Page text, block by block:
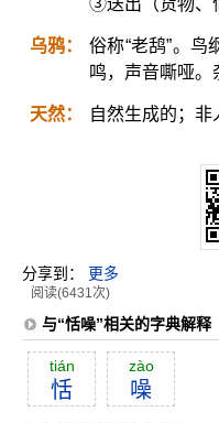
③送出（货物、
乌鸦：
俗称“老鸹”。
鸣，声音嘶哑
天然： 自然生成的；
分享到： 更多
阅读(6431次)
与“恬噪”相关的字典解释
tián
恬
zào
噪